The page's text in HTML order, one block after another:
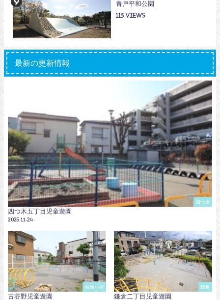
青戸平和公園
113
最新の更新情報
四つ木
四つ木五丁目児童遊園
2025.11.24
西新小岩
古谷野児童遊園
鎌倉
鎌倉二丁目児童遊園